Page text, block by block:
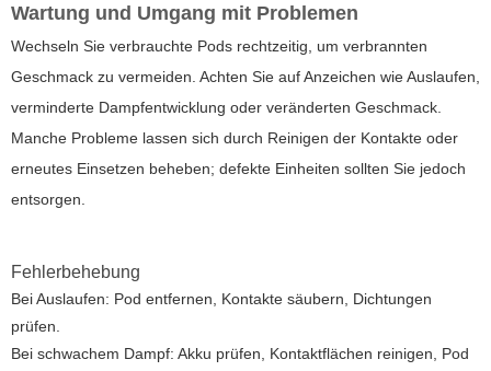
Wartung und Umgang mit Problemen
Wechseln Sie verbrauchte Pods rechtzeitig, um verbrannten
Geschmack zu vermeiden. Achten Sie auf Anzeichen wie Auslaufen,
verminderte Dampfentwicklung oder veränderten Geschmack.
Manche Probleme lassen sich durch Reinigen der Kontakte oder
erneutes Einsetzen beheben; defekte Einheiten sollten Sie jedoch
entsorgen.
Fehlerbehebung
Bei Auslaufen: Pod entfernen, Kontakte säubern, Dichtungen
prüfen.
Bei schwachem Dampf: Akku prüfen, Kontaktflächen reinigen, Pod